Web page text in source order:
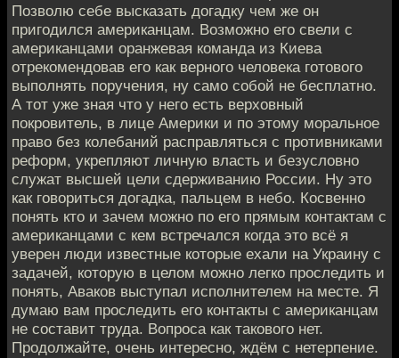
Позволю себе высказать догадку чем же он
пригодился американцам. Возможно его свели с
американцами оранжевая команда из Киева
отрекомендовав его как верного человека готового
выполнять поручения, ну само собой не бесплатно.
А тот уже зная что у него есть верховный
покровитель, в лице Америки и по этому моральное
право без колебаний расправляться с противниками
реформ, укрепляют личную власть и безусловно
служат высшей цели сдерживанию России. Ну это
как говориться догадка, пальцем в небо. Косвенно
понять кто и зачем можно по его прямым контактам с
американцами с кем встречался когда это всё я
уверен люди известные которые ехали на Украину с
задачей, которую в целом можно легко проследить и
понять, Аваков выступал исполнителем на месте. Я
думаю вам проследить его контакты с американцам
не составит труда. Вопроса как такового нет.
Продолжайте, очень интересно, ждём с нетерпение.